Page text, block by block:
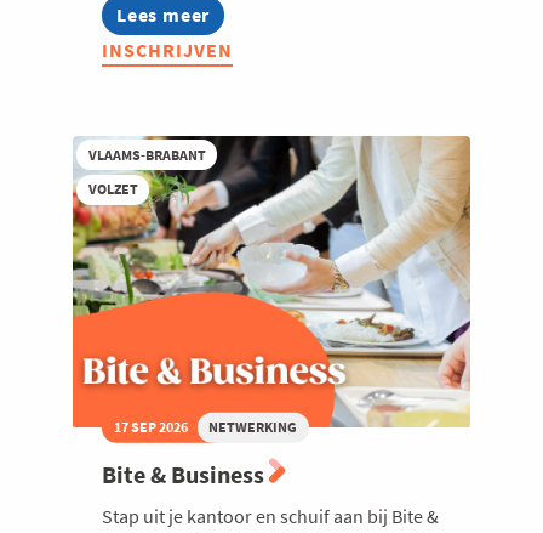
Lees meer
about
Zorg
4.0:
nieuwe
technologieën
omarmen
aan
de
hand
van
testcases
INSCHRIJVEN
VLAAMS-BRABANT
VOLZET
17 SEP 2026 NETWERKING
Bite & Business
Stap uit je kantoor en schuif aan bij Bite &